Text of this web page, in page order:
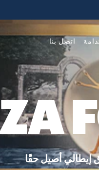
اتصل بنا
إيطالي أصيل حقًا